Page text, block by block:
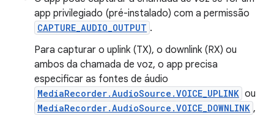
app privilegiado (pré-instalado) com a permissão
CAPTURE_AUDIO_OUTPUT .
Para capturar o uplink (TX), o downlink (RX) ou
ambos da chamada de voz, o app precisa
especificar as fontes de áudio
MediaRecorder.AudioSource.VOICE_UPLINK ou
MediaRecorder.AudioSource.VOICE_DOWNLINK ,